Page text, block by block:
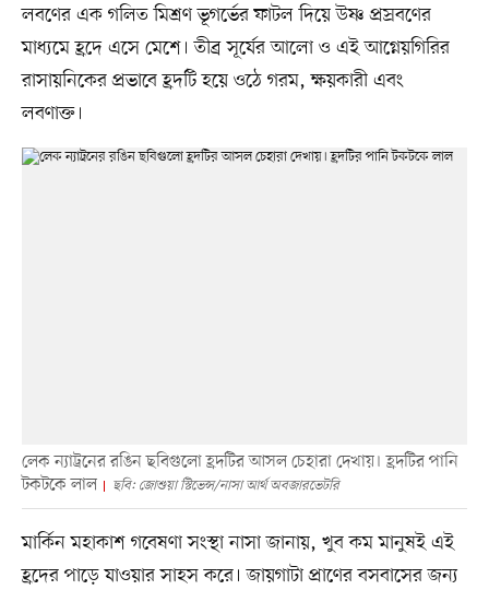
লবণের এক গলিত মিশ্রণ ভূগর্ভের ফাটল দিয়ে উষ্ণ প্রস্রবণের
মাধ্যমে হ্রদে এসে মেশে। তীব্র সূর্যের আলো ও এই আগ্নেয়গিরির
রাসায়নিকের প্রভাবে হ্রদটি হয়ে ওঠে গরম, ক্ষয়কারী এবং
লবণাক্ত।
লেক ন্যাট্রনের রঙিন ছবিগুলো হ্রদটির আসল চেহারা দেখায়। হ্রদটির পানি
টকটকে লাল
ছবি: জোশুয়া স্টিভেন্স/নাসা আর্থ অবজারভেটরি
মার্কিন মহাকাশ গবেষণা সংস্থা নাসা জানায়, খুব কম মানুষই এই
হ্রদের পাড়ে যাওয়ার সাহস করে। জায়গাটা প্রাণের বসবাসের জন্য